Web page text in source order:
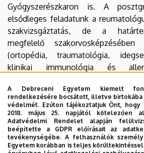
A Debreceni Egyetem kiemelt
rendelkezésére bocsátott, illetve
védelmét. Ezúton tájékoztatjuk Önt, hogy
2018. május 25. napjától kötelezően
Adatvédelmi Rendelet alapján
beépítette a GDPR előírásait az
tevékenységébe. A felhasználók
Egyetem korábban is teljes
Gyógyszerészkaron is. A
elsődleges feladatunk a
szakvizsgáztatás, de a
megfelelő
(ortopédia, traumatológia,
klinikai immunológia és
Szervezeti egységünkben a
mellett klinikai kutatások is
arthritisek, szisztémás
patogenezisét, komorbiditásait
Prof. Dr. Szűcs Gabriella